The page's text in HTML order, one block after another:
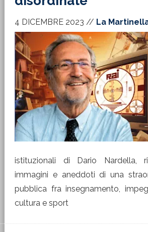
4 DICEMBRE 2023 // La
istituzionali di Dario Nardella,
immagini e aneddoti di una
pubblica fra insegnamento,
cultura e sport